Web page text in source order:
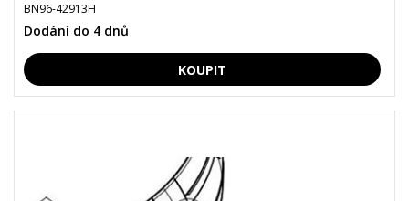
BN96-42913H
Dodání do 4 dnů